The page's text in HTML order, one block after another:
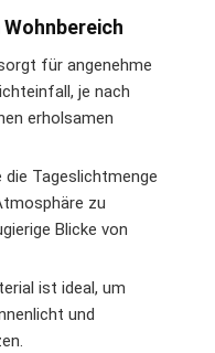
für angenehme
je nach
erholsamen
die Tageslichtmenge
zu
Blicke von
ist ideal, um
und